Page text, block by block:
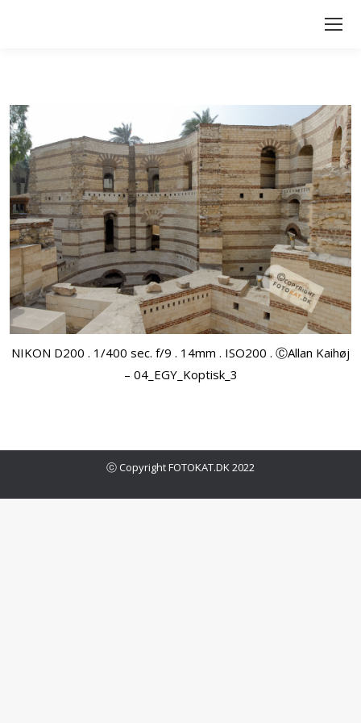
NIKON D200 . 1/400 sec. f/9 . 14mm . ISO200 . ⒸAllan Kaihøj
– 04_EGY_Koptisk_3
ⓒ Copyright FOTOKAT.DK 2022